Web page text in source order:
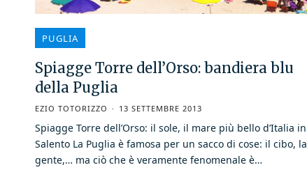
PUGLIA
Spiagge Torre dell’Orso: bandiera blu
della Puglia
EZIO TOTORIZZO 13 SETTEMBRE 2013
Spiagge Torre dell’Orso: il sole, il mare più bello d’Italia in
Salento La Puglia è famosa per un sacco di cose: il cibo, la
gente,… ma ciò che è veramente fenomenale è…